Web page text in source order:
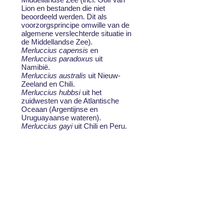
Lion en bestanden die niet
beoordeeld werden. Dit als
voorzorgsprincipe omwille van de
algemene verslechterde situatie in
de Middellandse Zee).
Merluccius capensis en
Merluccius paradoxus uit
Namibië.
Merluccius australis uit Nieuw-
Zeeland en Chili.
Merluccius hubbsi uit het
zuidwesten van de Atlantische
Oceaan (Argentijnse en
Uruguayaanse wateren).
Merluccius gayi uit Chili en Peru.